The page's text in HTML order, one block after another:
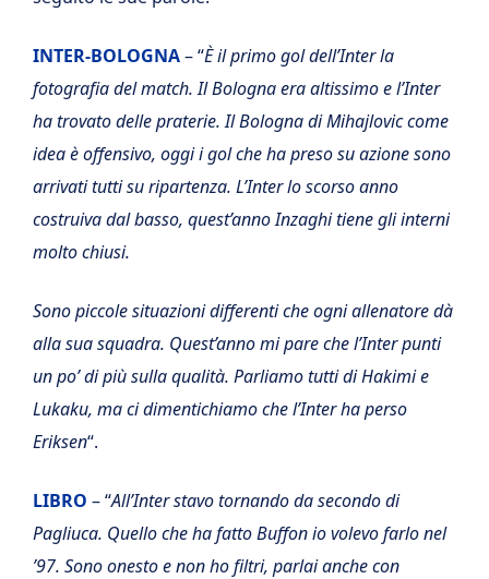
INTER-BOLOGNA– “È il primo gol dell’Inter la
fotografia del match. Il Bologna era altissimo e l’Inter
ha trovato delle praterie. Il Bologna di Mihajlovic come
idea è offensivo, oggi i gol che ha preso su azione sono
arrivati tutti su ripartenza. L’Inter lo scorso anno
costruiva dal basso, quest’anno Inzaghi tiene gli interni
molto chiusi.
Sono piccole situazioni differenti che ogni allenatore dà
alla sua squadra. Quest’anno mi pare che l’Inter punti
un po’ di più sulla qualità. Parliamo tutti di Hakimi e
Lukaku, ma ci dimentichiamo che l’Inter ha perso
Eriksen“.
LIBRO – “All’Inter stavo tornando da secondo di
Pagliuca. Quello che ha fatto Buffon io volevo farlo nel
’97. Sono onesto e non ho filtri, parlai anche con